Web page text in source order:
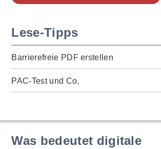
Lese-Tipps
Barrierefreie PDF erstellen
PAC-Test und Co.
Was bedeutet digitale